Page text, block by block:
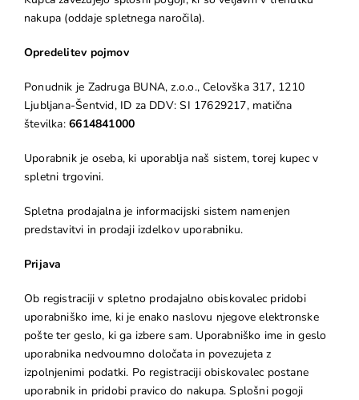
nakupa (oddaje spletnega naročila).
Opredelitev pojmov
Ponudnik je Zadruga BUNA, z.o.o., Celovška 317, 1210
Ljubljana-Šentvid, ID za DDV: SI 17629217, matična
številka:6614841000
Uporabnik je oseba, ki uporablja naš sistem, torej kupec v
spletni trgovini.
Spletna prodajalna je informacijski sistem namenjen
predstavitvi in prodaji izdelkov uporabniku.
Prijava
Ob registraciji v spletno prodajalno obiskovalec pridobi
uporabniško ime, ki je enako naslovu njegove elektronske
pošte ter geslo, ki ga izbere sam. Uporabniško ime in geslo
uporabnika nedvoumno določata in povezujeta z
izpolnjenimi podatki. Po registraciji obiskovalec postane
uporabnik in pridobi pravico do nakupa. Splošni pogoji